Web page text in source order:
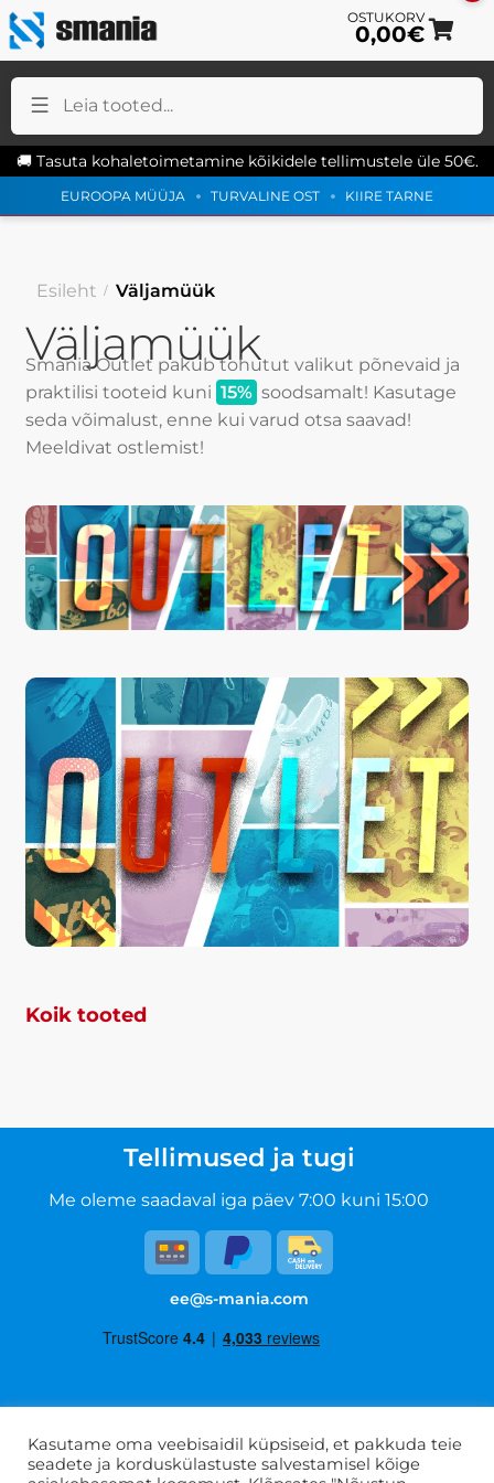
🚚 Tasuta kohaletoimetamine kõikidele tellimustele üle 50€.
EUROOPA MÜÜJA TURVALINE OST KIIRE TARNE
0,00€
Esileht Väljamüük
Väljamüük
Smania Outlet pakub tohutut valikut põnevaid ja
praktilisi tooteid kuni 15% soodsamalt! Kasutage
seda võimalust, enne kui varud otsa saavad!
Meeldivat ostlemist!
Koik tooted
Tellimused ja tugi
Me oleme saadaval iga päev 7:00 kuni 15:00
ee@s-mania.com
Kasutustingimused
Privaatsuspoliitika
Kasutame oma veebisaidil küpsiseid, et pakkuda teie
seadete ja korduskülastuste salvestamisel kõige